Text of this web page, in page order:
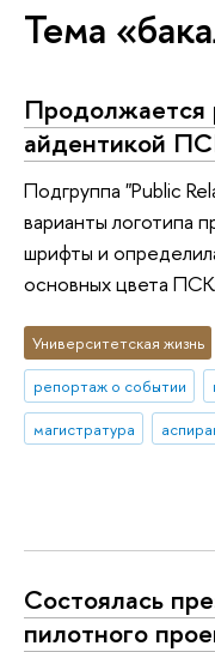
Тема
Продолжается
айдентикой
Подгруппа "Public
варианты логотипа
шрифты и
основных цвета
Университетская жизнь
репортаж о событии
магистратура
Состоялась
пилотного